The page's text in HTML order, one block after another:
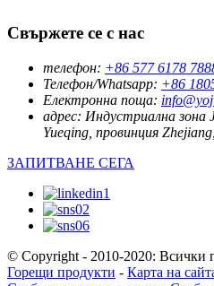
Свържете се с нас
телефон: +86 577 6178
Телефон/Whatsapp: +86
Електронна поща:
адрес: Индустриална зона
Yueqing, провинция
ЗАПИТВАНЕ СЕГА
© Copyright - 2010-2020: Всички
Горещи продукти - Карта на